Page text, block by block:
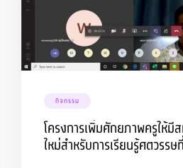
กิจกรรม
โครงการเพิ่มศักยภาพครูให้มี
ใหม่สำหรับการเรียนรู้ศตวรร